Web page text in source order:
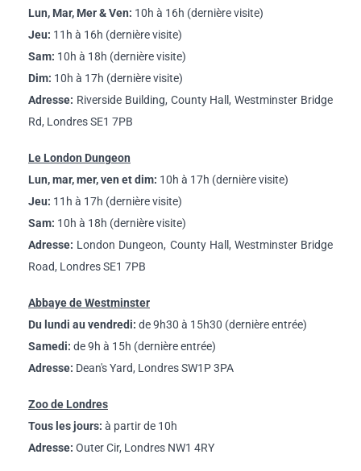
Lun, Mar, Mer & Ven: 10h à 16h (dernière visite)
Jeu: 11h à 16h (dernière visite)
Sam: 10h à 18h (dernière visite)
Dim: 10h à 17h (dernière visite)
Adresse: Riverside Building, County Hall, Westminster Bridge
Rd, Londres SE1 7PB
Le London Dungeon
Lun, mar, mer, ven et dim: 10h à 17h (dernière visite)
Jeu: 11h à 17h (dernière visite)
Sam: 10h à 18h (dernière visite)
Adresse: London Dungeon, County Hall, Westminster Bridge
Road, Londres SE1 7PB
Abbaye de Westminster
Du lundi au vendredi: de 9h30 à 15h30 (dernière entrée)
Samedi: de 9h à 15h (dernière entrée)
Adresse: Dean's Yard, Londres SW1P 3PA
Zoo de Londres
Tous les jours: à partir de 10h
Adresse: Outer Cir, Londres NW1 4RY